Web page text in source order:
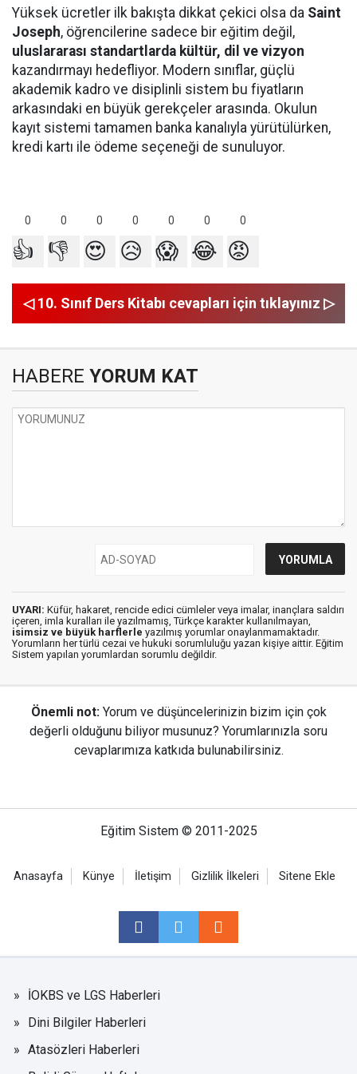
Yüksek ücretler ilk bakışta dikkat çekici olsa da Saint
Joseph, öğrencilerine sadece bir eğitim değil,
uluslararası standartlarda kültür, dil ve vizyon
kazandırmayı hedefliyor. Modern sınıflar, güçlü
akademik kadro ve disiplinli sistem bu fiyatların
arkasındaki en büyük gerekçeler arasında. Okulun
kayıt sistemi tamamen banka kanalıyla yürütülürken,
kredi kartı ile ödeme seçeneği de sunuluyor.
0 0 0 0 0 0 0
👍 👎 😍 😥 😱 😂 😡
◁ 10. Sınıf Ders Kitabı cevapları için tıklayınız ▷
HABERE YORUM KAT
UYARI: Küfür, hakaret, rencide edici cümleler veya imalar, inançlara saldırı
içeren, imla kuralları ile yazılmamış, Türkçe karakter kullanılmayan,
isimsiz ve büyük harflerle yazılmış yorumlar onaylanmamaktadır.
Yorumların her türlü cezai ve hukuki sorumluluğu yazan kişiye aittir. Eğitim
Sistem yapılan yorumlardan sorumlu değildir.
Önemli not: Yorum ve düşüncelerinizin bizim için çok
değerli olduğunu biliyor musunuz? Yorumlarınızla soru
cevaplarımıza katkıda bulunabilirsiniz.
Eğitim Sistem © 2011-2025
Anasayfa Künye İletişim Gizlilik İlkeleri Sitene Ekle
İOKBS ve LGS Haberleri
Dini Bilgiler Haberleri
Atasözleri Haberleri